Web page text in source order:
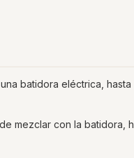
batidora eléctrica,
mezclar con la batidora,